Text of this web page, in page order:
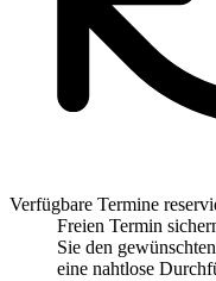
Verfügbare Termine
Freien Termin
Sie den
eine nahtlose